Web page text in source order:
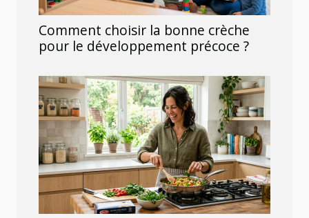
Comment choisir la bonne crèche
pour le développement précoce ?